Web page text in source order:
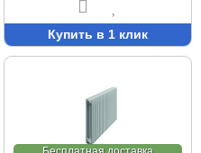
Купить в 1 клик